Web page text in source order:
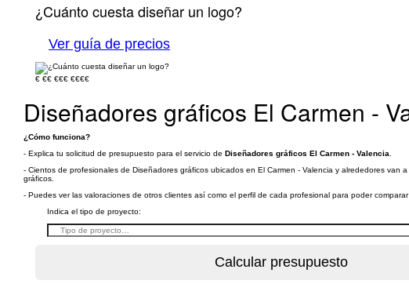
¿Cuánto cuesta diseñar un logo?
Ver guía de precios
€ €€ €€€ €€€€
Diseñadores gráficos El Carmen -
¿Cómo funciona?
- Explica tu solicitud de presupuesto para el servicio de Diseñadores gráficos El Carmen - Valencia
- Cientos de profesionales de Diseñadores gráficos ubicados en El Carmen - Valencia y alrededores
gráficos.
- Puedes ver las valoraciones de otros clientes así como el perfil de cada profesional para poder
Indica el tipo de proyecto: